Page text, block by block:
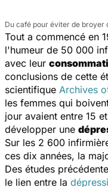
Du café pour éviter de broyer
Tout a commencé en
l'humeur de 50 000
avec leur
conclusions de cette
scientifique Archives
les femmes qui
jour avaient entre 15
développer une
Sur les 2 600
ces dix années, la
Des études
le lien entre la